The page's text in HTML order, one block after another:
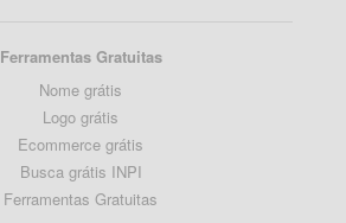
Ferramentas Gratuitas
Nome grátis
Logo grátis
Ecommerce grátis
Busca grátis INPI
Ferramentas Gratuitas